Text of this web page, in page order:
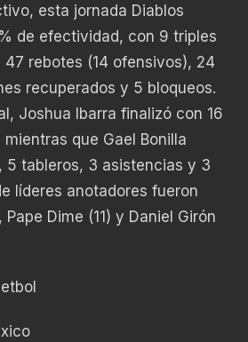
esta jornada Diablos
de efectividad, con 9 triples
rebotes (14 ofensivos), 24
recuperados y 5 bloqueos.
Joshua Ibarra finalizó con 16
que Gael Bonilla
5 tableros, 3 asistencias y 3
líderes anotadores fueron
Dime (11) y Daniel Girón